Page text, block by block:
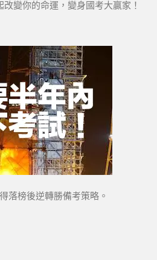
變你的命運，變身國考大贏家！
落榜後逆轉勝備考策略。